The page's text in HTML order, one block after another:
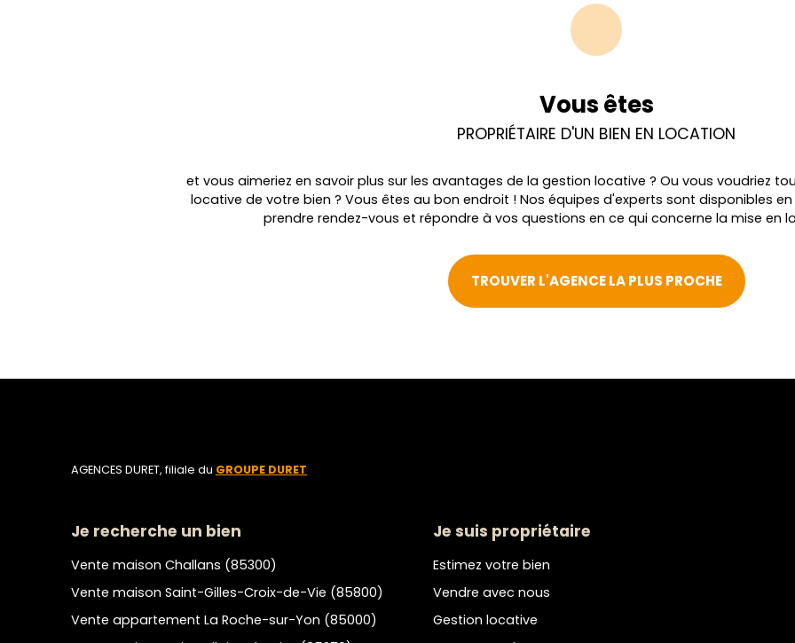
Vous êtes
PROPRIÉTAIRE D'UN BIEN EN LOCATION
et vous aimeriez en savoir plus sur les avantages de la gestion locative ? Ou vous voudriez
locative de votre bien ? Vous êtes au bon endroit ! Nos équipes d'experts sont disponibles
prendre rendez-vous et répondre à vos questions en ce qui concerne la mise en
TROUVER L'AGENCE LA PLUS PROCHE
AGENCES DURET, filiale du GROUPE DURET
Je recherche un bien
Vente maison Challans (85300)
Vente maison Saint-Gilles-Croix-de-Vie (85800)
Vente appartement La Roche-sur-Yon (85000)
Je suis propriétaire
Estimez votre bien
Vendre avec nous
Gestion locative